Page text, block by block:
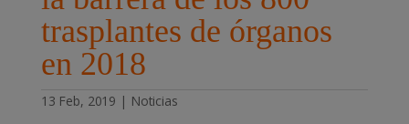
trasplantes de órganos
en 2018
13 Feb, 2019 | Noticias